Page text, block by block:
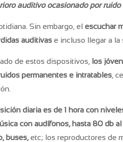
auditivo ocasionado por ruido
Sin embargo, elescuchar
auditivas e incluso llegar a la
de estos dispositivos, los
permanentes e intratables ,
diaria es de 1 hora con
con audífonos, hasta 80 db
buses,etc; los reproductores de